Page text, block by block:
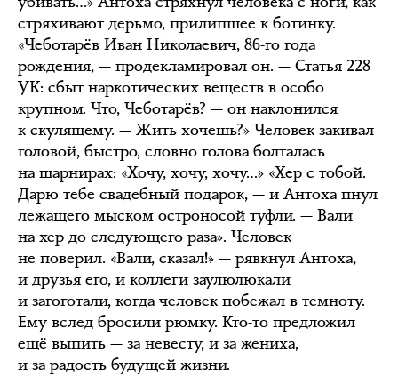
стряхивают дерьмо, прилипшее к ботинку.
«Чеботарёв Иван Николаевич, 86-го года
рождения, — продекламировал он. — Статья 228
УК: сбыт наркотических веществ в особо
крупном. Что, Чеботарёв? — он наклонился
к скулящему. — Жить хочешь?» Человек закивал
головой, быстро, словно голова болталась
на шарнирах: «Хочу, хочу, хочу…» «Хер с тобой.
Дарю тебе свадебный подарок, — и Антоха пнул
лежащего мыском остроносой туфли. — Вали
на хер до следующего раза». Человек
не поверил. «Вали, сказал!» — рявкнул Антоха,
и друзья его, и коллеги заулюлюкали
и загоготали, когда человек побежал в темноту.
Ему вслед бросили рюмку. Кто-то предложил
ещё выпить — за невесту, и за жениха,
и за радость будущей жизни.